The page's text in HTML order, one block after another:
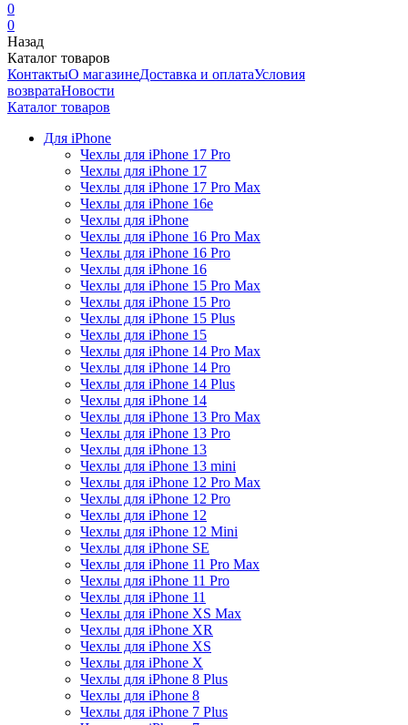
0
0
Назад
Каталог товаров
КонтактыО магазинеДоставка и оплатаУсловия
возвратаНовости
Каталог товаров
Для iPhone
Чехлы для iPhone 17 Pro
Чехлы для iPhone 17
Чехлы для iPhone 17 Pro Max
Чехлы для iPhone 16e
Чехлы для iPhone
Чехлы для iPhone 16 Pro Max
Чехлы для iPhone 16 Pro
Чехлы для iPhone 16
Чехлы для iPhone 15 Pro Max
Чехлы для iPhone 15 Pro
Чехлы для iPhone 15 Plus
Чехлы для iPhone 15
Чехлы для iPhone 14 Pro Max
Чехлы для iPhone 14 Pro
Чехлы для iPhone 14 Plus
Чехлы для iPhone 14
Чехлы для iPhone 13 Pro Max
Чехлы для iPhone 13 Pro
Чехлы для iPhone 13
Чехлы для iPhone 13 mini
Чехлы для iPhone 12 Pro Max
Чехлы для iPhone 12 Pro
Чехлы для iPhone 12
Чехлы для iPhone 12 Mini
Чехлы для iPhone SE
Чехлы для iPhone 11 Pro Max
Чехлы для iPhone 11 Pro
Чехлы для iPhone 11
Чехлы для iPhone XS Max
Чехлы для iPhone XR
Чехлы для iPhone XS
Чехлы для iPhone X
Чехлы для iPhone 8 Plus
Чехлы для iPhone 8
Чехлы для iPhone 7 Plus